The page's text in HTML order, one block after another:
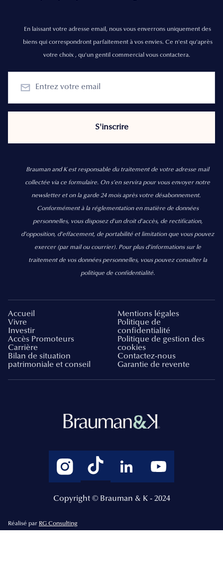
En laissant votre adresse email, nous vous enverrons uniquement des
biens qui correspondront parfaitement à vos envies. Ce n'est qu'après
votre choix , qu'un gentil commercial vous contactera.
Brauman and K est responsable du traitement de votre adresse mail
collectée via ce formulaire. On s’en servira pour vous envoyer notre
newsletter et on la garde 24 mois après votre désabonnement.
Conformément à la réglementation en matière de données
personnelles, vous disposez d'un droit d'accès, de rectification,
d’opposition, d’effacement, de portabilité et limitation que vous pouvez
exercer (par mail ou courrier). Pour plus d’informations sur le
traitement de vos données personnelles, vous pouvez consulter la
politique de confidentialité.
Accueil
Vivre
Investir
Accès Promoteurs
Carrière
Bilan de situation
patrimoniale et conseil
Mentions légales
Politique de
confidentialité
Politique de gestion des
cookies
Contactez-nous
Garantie de revente
Copyright © Brauman & K - 2024
Réalisé par RG Consulting